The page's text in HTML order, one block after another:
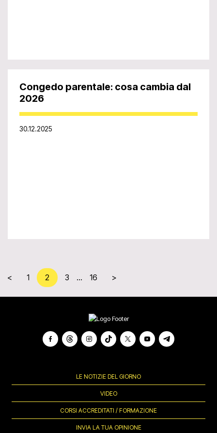
Congedo parentale: cosa cambia dal
2026
30.12.2025
< 1 2 3 … 16 >
LE NOTIZIE DEL GIORNO
VIDEO
CORSI ACCREDITATI / FORMAZIONE
INVIA LA TUA OPINIONE